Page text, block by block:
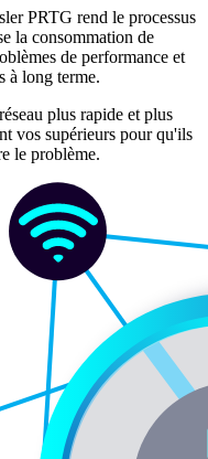
PRTG rend le processus
la consommation de
de performance et
à long terme.
plus rapide et plus
vos supérieurs pour qu'ils
le problème.